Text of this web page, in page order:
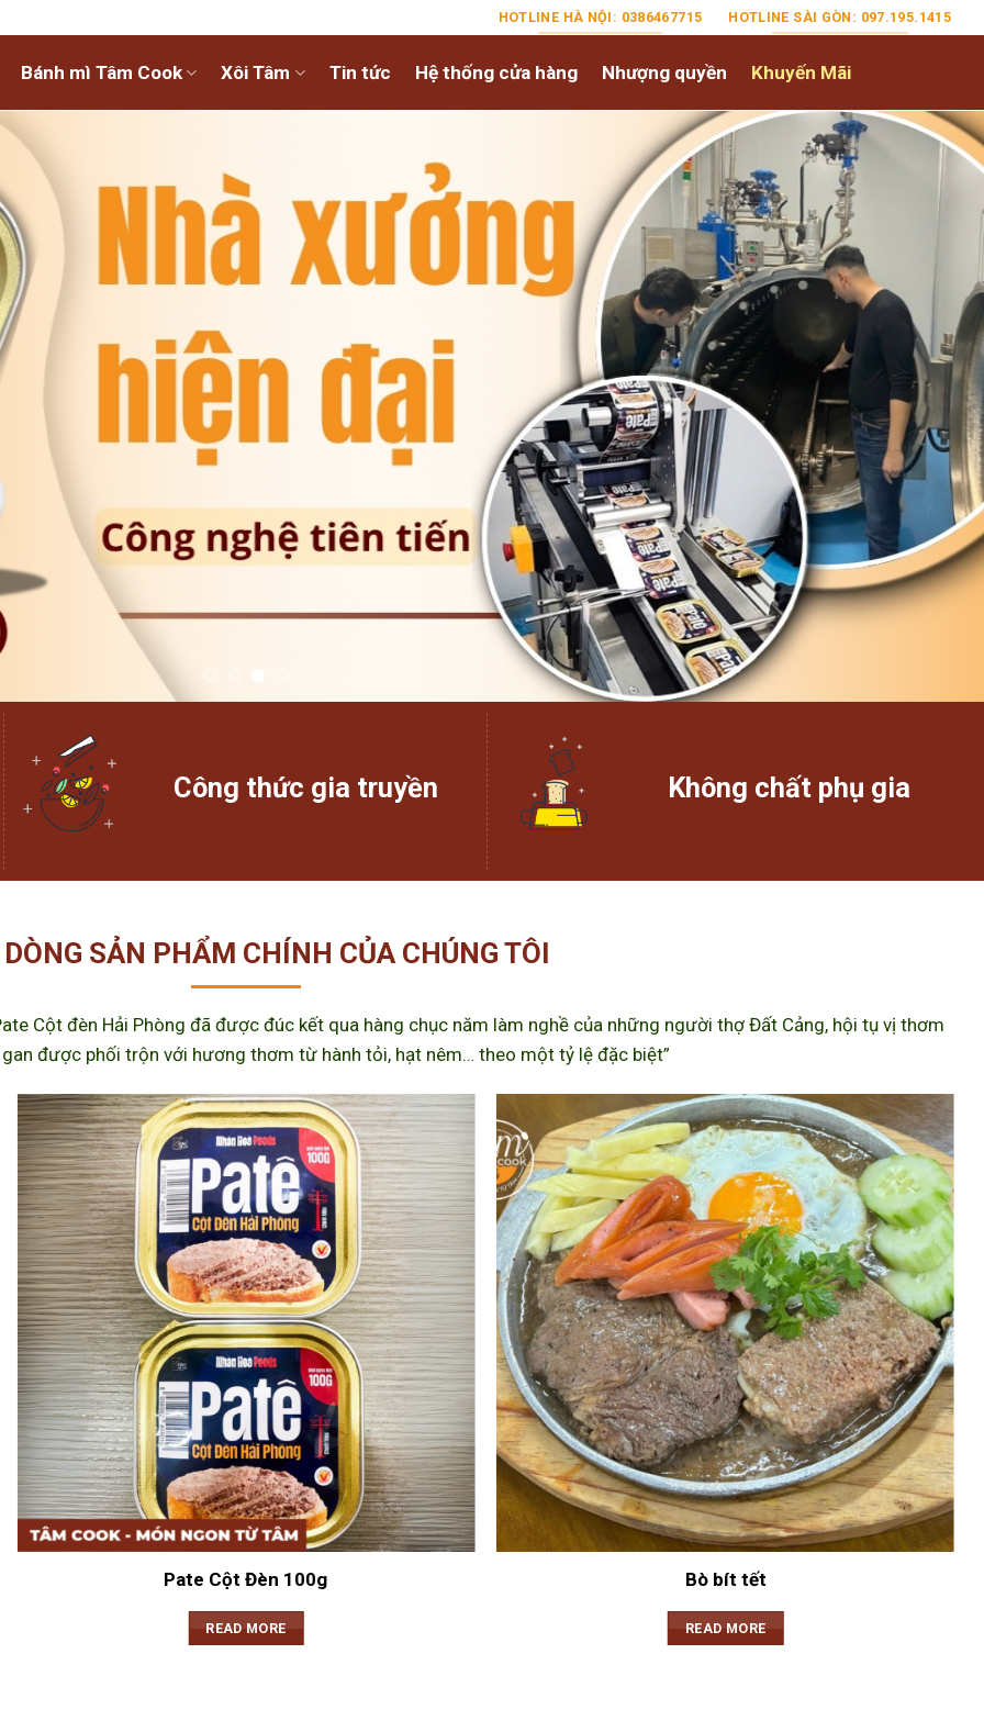
HOTLINE HÀ NỘI: 0386467715 HOTLINE SÀI GÒN: 097.195.1415
Bánh mì Tâm Cook Xôi Tâm Tin tức Hệ thống cửa hàng Nhượng quyền Khuyến Mãi
Công thức gia truyền Không chất phụ gia
SẢN PHẨM CHÍNH CỦA CHÚNG TÔI
Cột đèn Hải Phòng đã được đúc kết qua hàng chục năm làm nghề của những người thợ Đất Cảng, hội tụ vị thơm
được phối trộn với hương thơm từ hành tỏi, hạt nêm… theo một tỷ lệ đặc biệt”
Pate Cột Đèn 100g
READ MORE
Bò bít tết
READ MORE